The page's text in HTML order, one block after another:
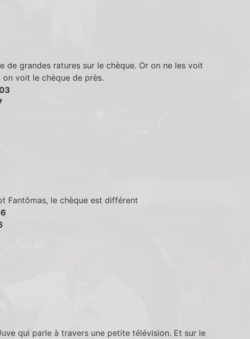
de grandes ratures sur le chèque. Or on ne les voit
voit le chèque de près.
Fantômas, le chèque est différent
qui parle à travers une petite télévision. Et sur le